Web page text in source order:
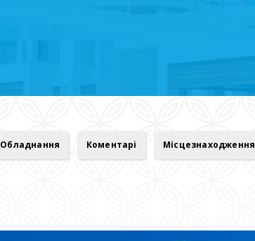
Обладнання Коментарі Місцезнаходження